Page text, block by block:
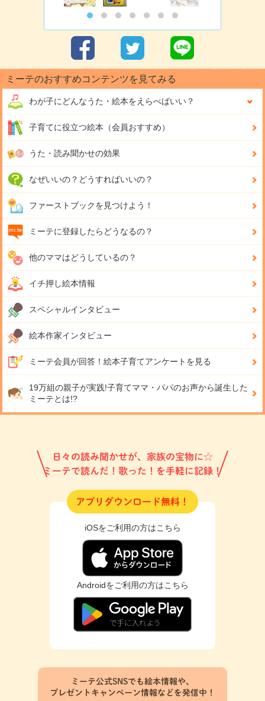
ミーテのおすすめコンテンツを見てみる
わが子にどんなうた・絵本をえらべばいい？
子育てに役立つ絵本（会員おすすめ）
うた・読み聞かせの効果
なぜいいの？どうすればいいの？
ファーストブックを見つけよう！
ミーテに登録したらどうなるの？
他のママはどうしているの？
イチ押し絵本情報
スペシャルインタビュー
絵本作家インタビュー
ミーテ会員が回答！ 絵本子育てアンケートを見る
19万組の親子が実践!子育てママ・パパのお声から誕生した
ミーテとは!?
日々の読み聞かせが、家族の宝物に☆
ミーテで読んだ！歌った！を手軽に記録！
アプリダウンロード無料！
iOSをご利用の方はこちら
Androidをご利用の方はこちら
ミーテ公式SNSでも絵本情報や、
プレゼントキャンペーン情報などを発信中！